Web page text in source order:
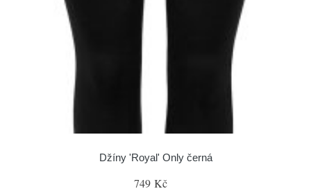
Džíny 'Royal' Only černá
749 Kč